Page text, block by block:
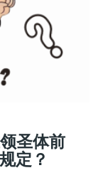
圣体前
定？